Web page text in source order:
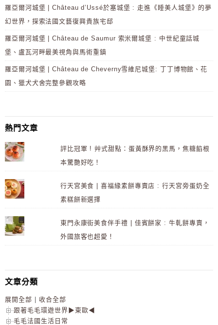
羅亞爾河城堡 | Château d’Ussé於塞城堡 : 走進《睡美人城堡》的夢
幻世界，探索法國文藝復興貴族宅邸
羅亞爾河城堡 | Château de Saumur 索米爾城堡 : 中世紀童話城
堡、盧瓦河畔最美視角與馬術重鎮
羅亞爾河城堡 | Château de Cheverny雪維尼城堡: 丁丁博物館、花
園、獵犬犬舍完整參觀攻略
熱門文章
評比冠軍 ! 艸式甜點：蛋黃酥界的黑馬，焦糖餡根
本驚艷好吃！
行天宮美食 | 喜福緣素餅專賣店 : 行天宮旁蛋奶全
素糕餅新選擇
東門永康街美食伴手禮 | 佳賓餅家 : 牛軋餅專賣，
外國旅客也超愛！
文章分類
展開全部
收合全部
跟著毛毛環遊世界▶東歐◀
毛毛法國生活日常